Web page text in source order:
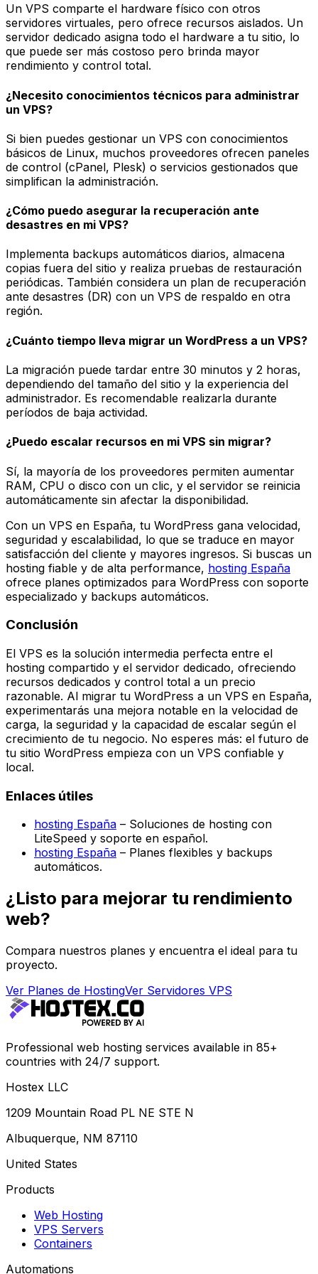
Un VPS comparte el hardware físico con otros
servidores virtuales, pero ofrece recursos aislados. Un
servidor dedicado asigna todo el hardware a tu sitio, lo
que puede ser más costoso pero brinda mayor
rendimiento y control total.
¿Necesito conocimientos técnicos para administrar
un VPS?
Si bien puedes gestionar un VPS con conocimientos
básicos de Linux, muchos proveedores ofrecen paneles
de control (cPanel, Plesk) o servicios gestionados que
simplifican la administración.
¿Cómo puedo asegurar la recuperación ante
desastres en mi VPS?
Implementa backups automáticos diarios, almacena
copias fuera del sitio y realiza pruebas de restauración
periódicas. También considera un plan de recuperación
ante desastres (DR) con un VPS de respaldo en otra
región.
¿Cuánto tiempo lleva migrar un WordPress a un VPS?
La migración puede tardar entre 30 minutos y 2 horas,
dependiendo del tamaño del sitio y la experiencia del
administrador. Es recomendable realizarla durante
períodos de baja actividad.
¿Puedo escalar recursos en mi VPS sin migrar?
Sí, la mayoría de los proveedores permiten aumentar
RAM, CPU o disco con un clic, y el servidor se reinicia
automáticamente sin afectar la disponibilidad.
Con un VPS en España, tu WordPress gana velocidad,
seguridad y escalabilidad, lo que se traduce en mayor
satisfacción del cliente y mayores ingresos. Si buscas un
hosting fiable y de alta performance, hosting España
ofrece planes optimizados para WordPress con soporte
especializado y backups automáticos.
Conclusión
El VPS es la solución intermedia perfecta entre el
hosting compartido y el servidor dedicado, ofreciendo
recursos dedicados y control total a un precio
razonable. Al migrar tu WordPress a un VPS en España,
experimentarás una mejora notable en la velocidad de
carga, la seguridad y la capacidad de escalar según el
crecimiento de tu negocio. No esperes más: el futuro de
tu sitio WordPress empieza con un VPS confiable y
local.
Enlaces útiles
hosting España – Soluciones de hosting con
LiteSpeed y soporte en español.
hosting España – Planes flexibles y backups
automáticos.
¿Listo para mejorar tu rendimiento
web?
Compara nuestros planes y encuentra el ideal para tu
proyecto.
Ver Planes de HostingVer Servidores VPS
Professional web hosting services available in 85+
countries with 24/7 support.
Hostex LLC
1209 Mountain Road PL NE STE N
Albuquerque, NM 87110
United States
Products
Web Hosting
VPS Servers
Containers
Automations